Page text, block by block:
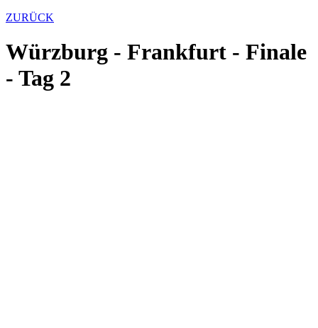
ZURÜCK
Würzburg - Frankfurt - Finale
- Tag 2